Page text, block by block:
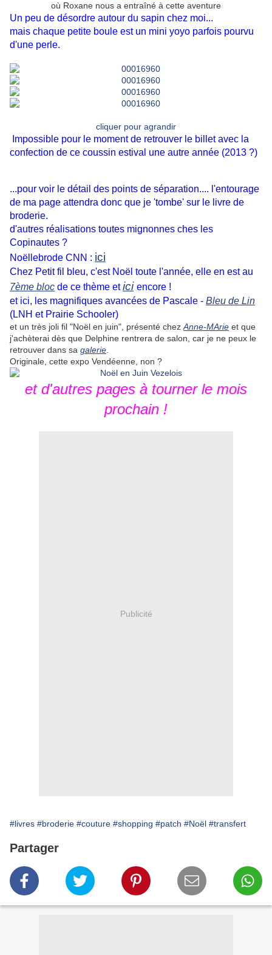
où Roxane nous a entraîné à cette aventure
Un peu de désordre autour du sapin chez moi...
mais chaque petite boule est un mini yoyo parfois pourvu
d'une perle.
cliquer pour agrandir
Impossible pour le moment de retrouver le billet avec la
confection de ce coussin estival une autre année (2013 ?)
...pour voir le détail des points de séparation.... l'entourage
de ma page attendra donc que je 'tombe' sur le livre de
broderie.
d'autres réalisations toutes mignonnes ches les
Copinautes ?
Noëllebrode CNN : ici
Chez Petit fil bleu, c'est Noël toute l'année, elle en est au
7ème bloc de ce thème etici encore !
et ici, les magnifiques avancées de Pascale - Bleu de Lin
(LNH et Prairie Schooler)
et un très joli fil "Noël en juin", présenté chez Anne-MArie et que
j'achèterai dès que Delphine rentrera de salon, car je ne peux le
retrouver dans sa galerie
Originale, cette expo Vendéenne, non ?
et d'autres pages à tourner le mois
prochain !
Publicité
#livres #broderie #couture #shopping #patch #Noël #transfert
Partager